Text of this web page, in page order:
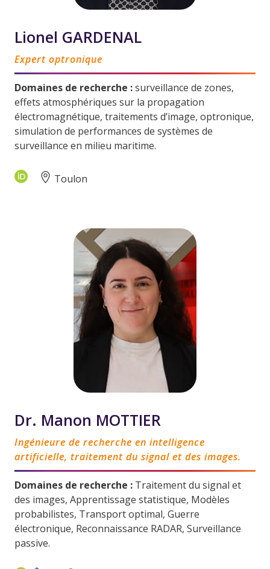
Lionel GARDENAL
Expert optronique
Domaines de recherche :surveillance de zones,
effets atmosphériques sur la propagation
électromagnétique, traitements d’image, optronique,
simulation de performances de systèmes de
surveillance en milieu maritime.
Toulon
Dr. Manon MOTTIER
Ingénieure de recherche en intelligence
artificielle, traitement du signal et des images.
Domaines de recherche : Traitement du signal et
des images, Apprentissage statistique, Modèles
probabilistes, Transport optimal, Guerre
électronique, Reconnaissance RADAR, Surveillance
passive.